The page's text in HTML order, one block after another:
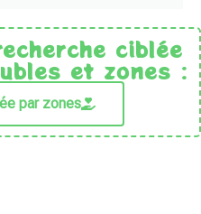
ciblée
et zones :
par zones